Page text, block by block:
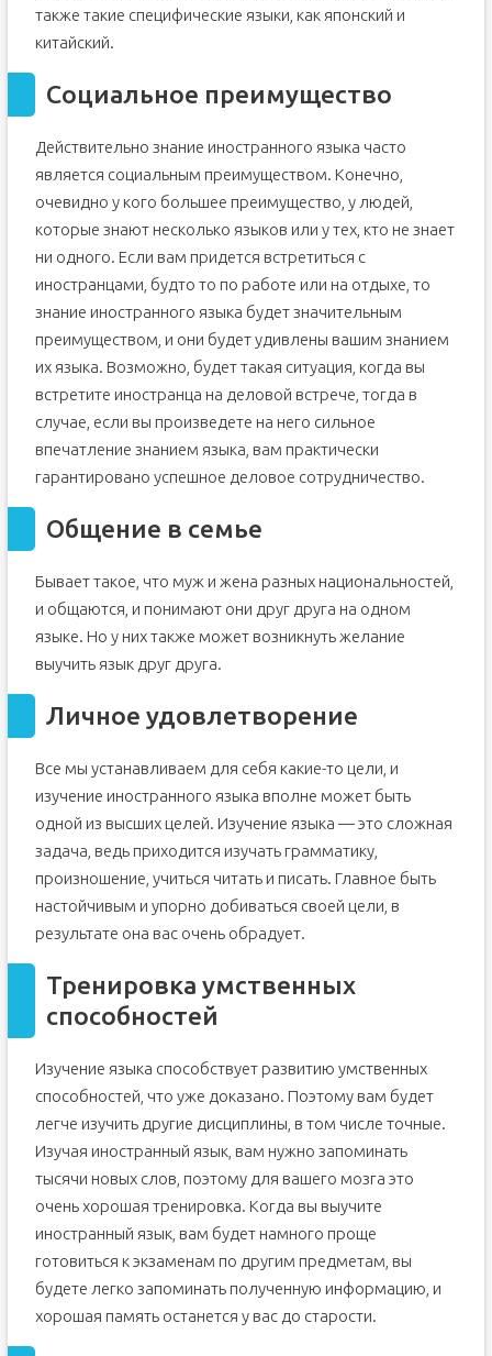
также такие специфические языки, как японский и
китайский.
Социальное преимущество
Действительно знание иностранного языка часто
является социальным преимуществом. Конечно,
очевидно у кого большее преимущество, у людей,
которые знают несколько языков или у тех, кто не знает
ни одного. Если вам придется встретиться с
иностранцами, будто то по работе или на отдыхе, то
знание иностранного языка будет значительным
преимуществом, и они будет удивлены вашим знанием
их языка. Возможно, будет такая ситуация, когда вы
встретите иностранца на деловой встрече, тогда в
случае, если вы произведете на него сильное
впечатление знанием языка, вам практически
гарантировано успешное деловое сотрудничество.
Общение в семье
Бывает такое, что муж и жена разных национальностей,
и общаются, и понимают они друг друга на одном
языке. Но у них также может возникнуть желание
выучить язык друг друга.
Личное удовлетворение
Все мы устанавливаем для себя какие-то цели, и
изучение иностранного языка вполне может быть
одной из высших целей. Изучение языка — это сложная
задача, ведь приходится изучать грамматику,
произношение, учиться читать и писать. Главное быть
настойчивым и упорно добиваться своей цели, в
результате она вас очень обрадует.
Тренировка умственных
способностей
Изучение языка способствует развитию умственных
способностей, что уже доказано. Поэтому вам будет
легче изучить другие дисциплины, в том числе точные.
Изучая иностранный язык, вам нужно запоминать
тысячи новых слов, поэтому для вашего мозга это
очень хорошая тренировка. Когда вы выучите
иностранный язык, вам будет намного проще
готовиться к экзаменам по другим предметам, вы
будете легко запоминать полученную информацию, и
хорошая память останется у вас до старости.